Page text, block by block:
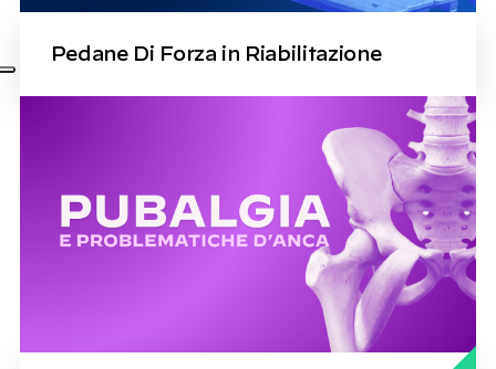
Pedane Di Forza in Riabilitazione